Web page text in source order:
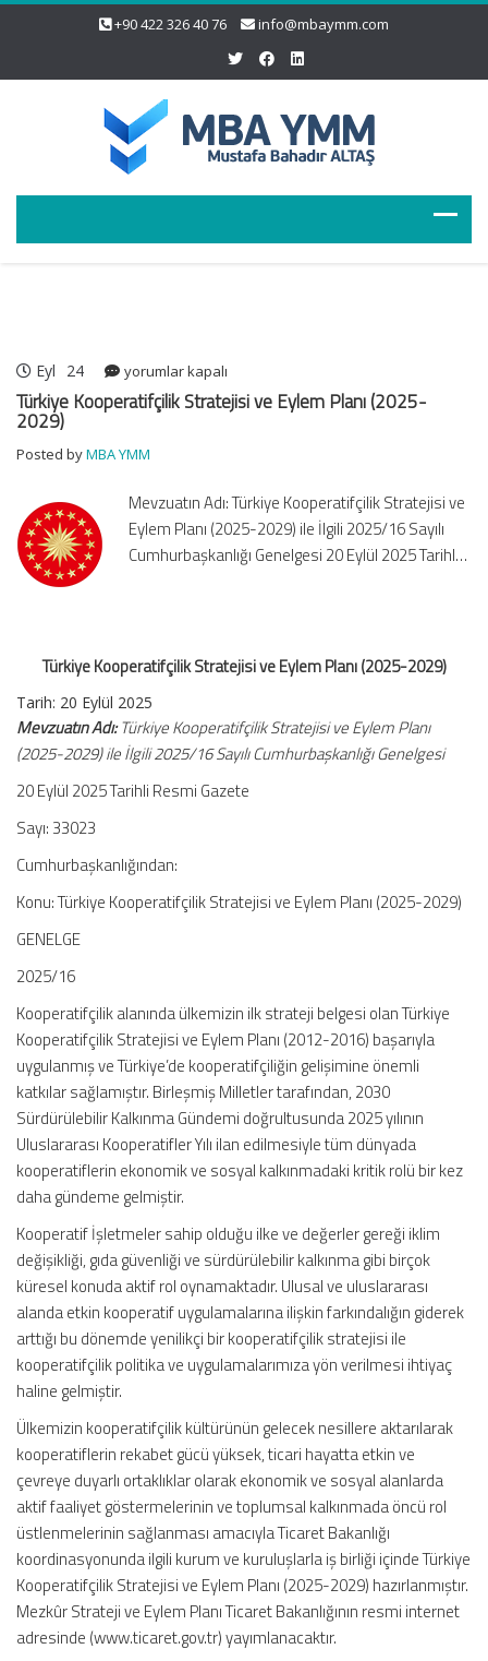
+90 422 326 40 76 info@mbaymm.com
Eyl 24
Türkiye
Kooperatifçilik
Stratejisi
Eylem
(2025-
2029)
için
yorumlar kapalı
Türkiye Kooperatifçilik Stratejisi ve Eylem Planı (2025-
2029)
Posted byMBA YMM
Mevzuatın Adı: Türkiye Kooperatifçilik Stratejisi ve
Eylem Planı (2025-2029) ile İlgili 2025/16 Sayılı
Cumhurbaşkanlığı Genelgesi 20 Eylül 2025 Tarihl…
Türkiye Kooperatifçilik Stratejisi ve Eylem Planı (2025-2029)
Tarih: 20 Eylül 2025
Mevzuatın Adı:Türkiye Kooperatifçilik Stratejisi ve Eylem Planı
(2025-2029) ile İlgili 2025/16 Sayılı Cumhurbaşkanlığı Genelgesi
20 Eylül 2025 Tarihli Resmi Gazete
Sayı: 33023
Cumhurbaşkanlığından:
Konu: Türkiye Kooperatifçilik Stratejisi ve Eylem Planı (2025-2029)
GENELGE
2025/16
Kooperatifçilik alanında ülkemizin ilk strateji belgesi olan Türkiye
Kooperatifçilik Stratejisi ve Eylem Planı (2012-2016) başarıyla
uygulanmış ve Türkiye’de kooperatifçiliğin gelişimine önemli
katkılar sağlamıştır. Birleşmiş Milletler tarafından, 2030
Sürdürülebilir Kalkınma Gündemi doğrultusunda 2025 yılının
Uluslararası Kooperatifler Yılı ilan edilmesiyle tüm dünyada
kooperatiflerin ekonomik ve sosyal kalkınmadaki kritik rolü bir kez
daha gündeme gelmiştir.
Kooperatif İşletmeler sahip olduğu ilke ve değerler gereği iklim
değişikliği, gıda güvenliği ve sürdürülebilir kalkınma gibi birçok
küresel konuda aktif rol oynamaktadır. Ulusal ve uluslararası
alanda etkin kooperatif uygulamalarına ilişkin farkındalığın giderek
arttığı bu dönemde yenilikçi bir kooperatifçilik stratejisi ile
kooperatifçilik politika ve uygulamalarımıza yön verilmesi ihtiyaç
haline gelmiştir.
Ülkemizin kooperatifçilik kültürünün gelecek nesillere aktarılarak
kooperatiflerin rekabet gücü yüksek, ticari hayatta etkin ve
çevreye duyarlı ortaklıklar olarak ekonomik ve sosyal alanlarda
aktif faaliyet göstermelerinin ve toplumsal kalkınmada öncü rol
üstlenmelerinin sağlanması amacıyla Ticaret Bakanlığı
koordinasyonunda ilgili kurum ve kuruluşlarla iş birliği içinde Türkiye
Kooperatifçilik Stratejisi ve Eylem Planı (2025-2029) hazırlanmıştır.
Mezkûr Strateji ve Eylem Planı Ticaret Bakanlığının resmi internet
adresinde (www.ticaret.gov.tr) yayımlanacaktır.